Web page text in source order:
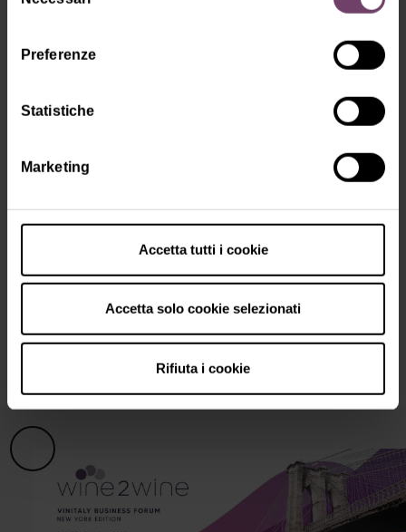
dettaglio i singoli cookie e le terze parti che installano i
cookie tramite il presente sito.
Preferenze
Statistiche
Marketing
Accetta tutti i cookie
Accetta solo cookie selezionati
Rifiuta i cookie
vino italiano attraverso territori, vitigni autoctoni e
wine2wine Vinitaly Business Forum
: il forum di
riferimento per il wine business italiano con un
programma costruito su misura per il mercato
nordamericano.
L'occasione perfetta per raccontare l’unicità del vino
italiano attraverso la voce diretta dei suoi produttori
LEGGI IL COMUNICATO